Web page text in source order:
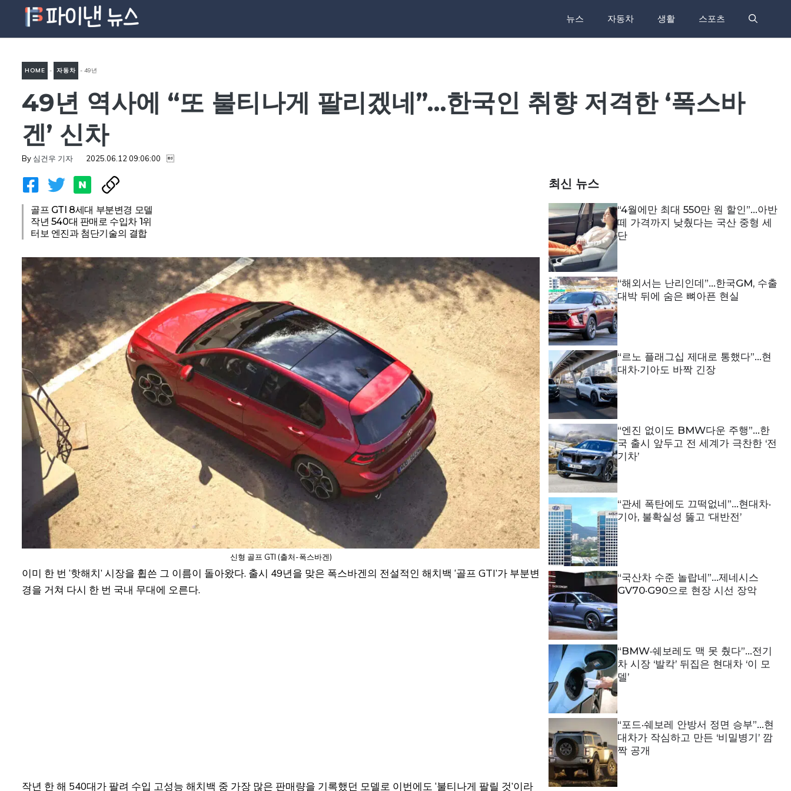
츠
뉴스 자동차 생활 스포츠
HOME - 자동차 -49년
역사에 “또 불티나게 팔리겠
네”…한국인 취향 저격한 ‘폭스
바겐’ 신차
49년 역사에 “또 불티나게 팔리겠네”…한국인 취향 저격한 ‘폭스바
겐’ 신차
By 심건우 기자 2025.06.12 09:06:00 
골프 GTI 8세대 부분변경 모델
작년 540대 판매로 수입차 1위
터보 엔진과 첨단기술의 결합
신형 골프 GTI (출처-폭스바겐)
이미 한 번 ‘핫해치’ 시장을 휩쓴 그 이름이 돌아왔다. 출시 49년을 맞은 폭스바겐의 전설적인 해치백 ‘골프 GTI’가 부분변
경을 거쳐 다시 한 번 국내 무대에 오른다.
작년 한 해 540대가 팔려 수입 고성능 해치백 중 가장 많은 판매량을 기록했던 모델로 이번에도 ‘불티나게 팔릴 것’이라
최신 뉴스
“4월에만 최대 550만 원 할인”…아반
떼 가격까지 낮췄다는 국산 중형 세
단
“해외서는 난리인데”…한국GM, 수출
대박 뒤에 숨은 뼈아픈 현실
“르노 플래그십 제대로 통했다”…현
대차·기아도 바짝 긴장
“엔진 없이도 BMW다운 주행”…한
국 출시 앞두고 전 세계가 극찬한 ‘전
기차’
“관세 폭탄에도 끄떡없네”…현대차·
기아, 불확실성 뚫고 ‘대반전’
“국산차 수준 놀랍네”…제네시스
GV70·G90으로 현장 시선 장악
“BMW·쉐보레도 맥 못 췄다”…전기
차 시장 ‘발칵’ 뒤집은 현대차 ‘이 모
델’
“포드·쉐보레 안방서 정면 승부”…현
대차가 작심하고 만든 ‘비밀병기’ 깜
짝 공개